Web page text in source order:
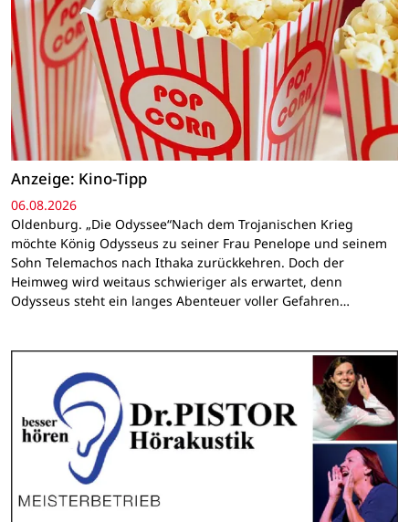
Anzeige: Kino-Tipp
06.08.2026
Oldenburg. „Die Odyssee“Nach dem Trojanischen Krieg
möchte König Odysseus zu seiner Frau Penelope und seinem
Sohn Telemachos nach Ithaka zurückkehren. Doch der
Heimweg wird weitaus schwieriger als erwartet, denn
Odysseus steht ein langes Abenteuer voller Gefahren…